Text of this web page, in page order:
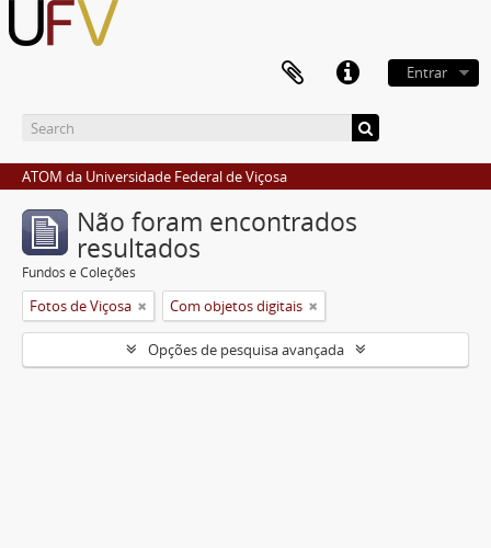
Entrar
ATOM da Universidade Federal de Viçosa
Não foram encontrados
resultados
Fundos e Coleções
Fotos de Viçosa Com objetos digitais
Opções de pesquisa avançada